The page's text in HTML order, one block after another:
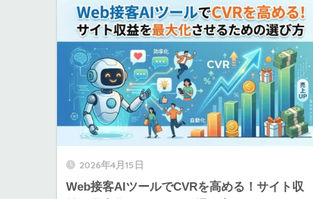
2026年4月15日
Web接客AIツールでCVRを高める！サイト収